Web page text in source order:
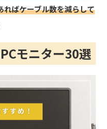
ばケーブル数を減らして
PCモニター30選